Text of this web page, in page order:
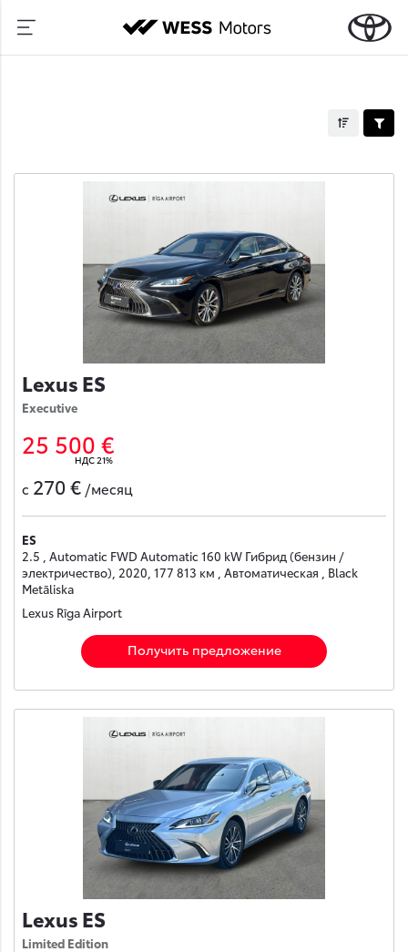
Lexus ES
Executive
25 500 €
НДС 21%
с 270 € /месяц
ES
2.5 , Automatic FWD Automatic 160 kW Гибрид (бензин /
электричество), 2020, 177 813 км , Автоматическая , Black
Metāliska
Lexus Rīga Airport
Получить предложение
Lexus ES
Limited Edition